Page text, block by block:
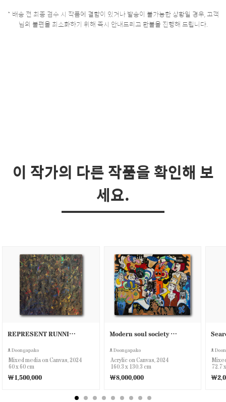
* 배송 전 최종 검수 시 작품에 결함이 있거나 발송이 불가능한 상황일 경우, 고객
님의 불편을 최소화하기 위해 즉시 안내드리고 환불을 진행해 드립니다.
이 작가의 다른 작품을 확인해 보
세요.
REPRESENT RUNNING
Doongapako
Mixed media on Canvas, 2024
60 x 60 cm
￦1,500,000
Modern soul society (ELIXIR)
Doongapako
Acrylic on Canvas, 2024
160.3 x 130.3 cm
￦8,000,000
72.7
￦